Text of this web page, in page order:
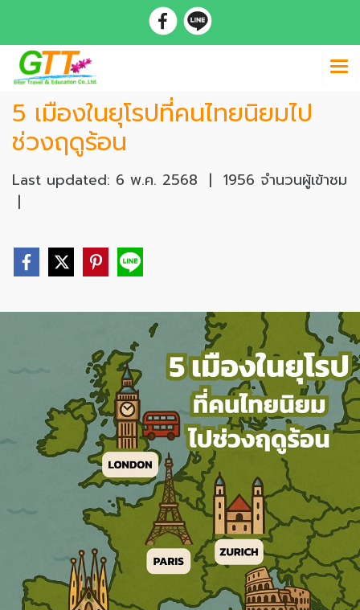
5 เมืองในยุโรปที่คนไทยนิยมไป
ช่วงฤดูร้อน
Last updated: 6 พ.ค. 2568 | 1956 จำนวนผู้เข้าชม
|